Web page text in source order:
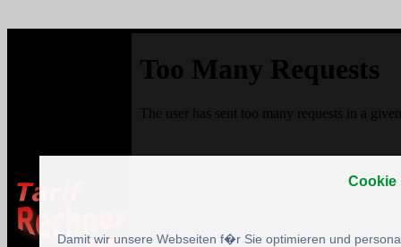
Cookie
Damit wir unsere Webseiten f�r Sie optimieren und